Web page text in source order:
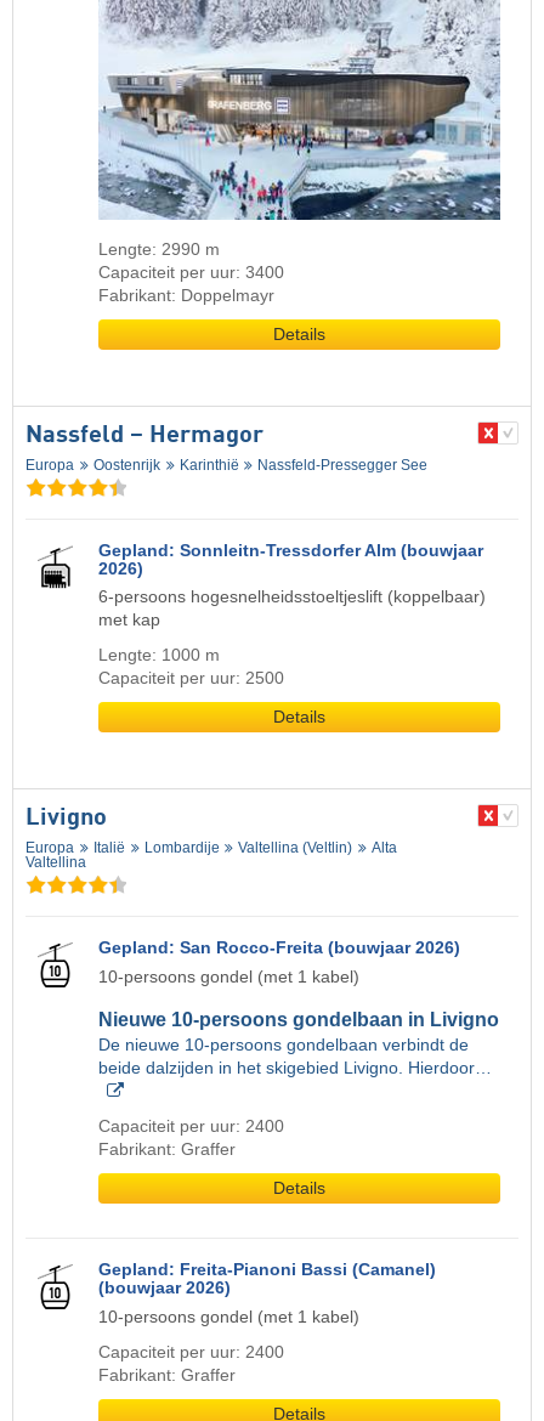
Lengte: 2990 m
Capaciteit per uur: 3400
Fabrikant: Doppelmayr
Details
Nassfeld – Hermagor
Europa Oostenrijk Karinthië Nassfeld-Pressegger See
Gepland: Sonnleitn-Tressdorfer Alm (bouwjaar
2026)
6-persoons hogesnelheidsstoeltjeslift (koppelbaar)
met kap
Lengte: 1000 m
Capaciteit per uur: 2500
Details
Livigno
Europa Italië Lombardije Valtellina (Veltlin)
Alta
Valtellina
Gepland: San Rocco-Freita (bouwjaar 2026)
10-persoons gondel (met 1 kabel)
Nieuwe 10-persoons gondelbaan in Livigno
De nieuwe 10-persoons gondelbaan verbindt de
beide dalzijden in het skigebied Livigno. Hierdoor…
Capaciteit per uur: 2400
Fabrikant: Graffer
Details
Gepland: Freita-Pianoni Bassi (Camanel)
(bouwjaar 2026)
10-persoons gondel (met 1 kabel)
Capaciteit per uur: 2400
Fabrikant: Graffer
Details